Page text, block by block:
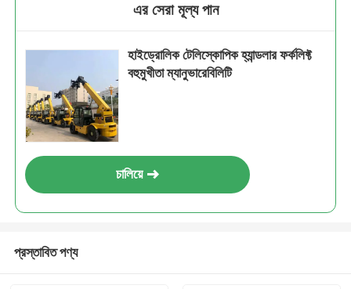
এর সেরা মূল্য পান
হাইড্রোলিক টেলিস্কোপিক হ্যান্ডলার ফর্কলিফ্ট
বহুমুখীতা ম্যানুভারেবিলিটি
চালিয়ে
প্রস্তাবিত পণ্য